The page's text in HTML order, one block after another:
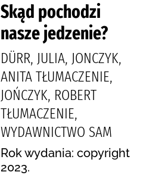
Skąd pochodzi
nasze jedzenie?
DÜRR, JULIA, JONCZYK,
ANITA TŁUMACZENIE,
JOŃCZYK, ROBERT
TŁUMACZENIE,
WYDAWNICTWO SAM
Rok wydania: copyright
2023.